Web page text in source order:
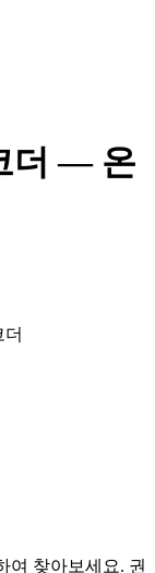
더 — 온
더
여 찾아보세요. 권